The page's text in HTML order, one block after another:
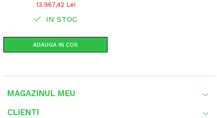
13.967,42 Lei
IN STOC
ADAUGA IN COS
MAGAZINUL MEU
CLIENTI